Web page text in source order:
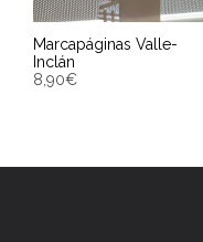
Marcapáginas Valle-
Inclán
8,90€
Entrega Estimada entre